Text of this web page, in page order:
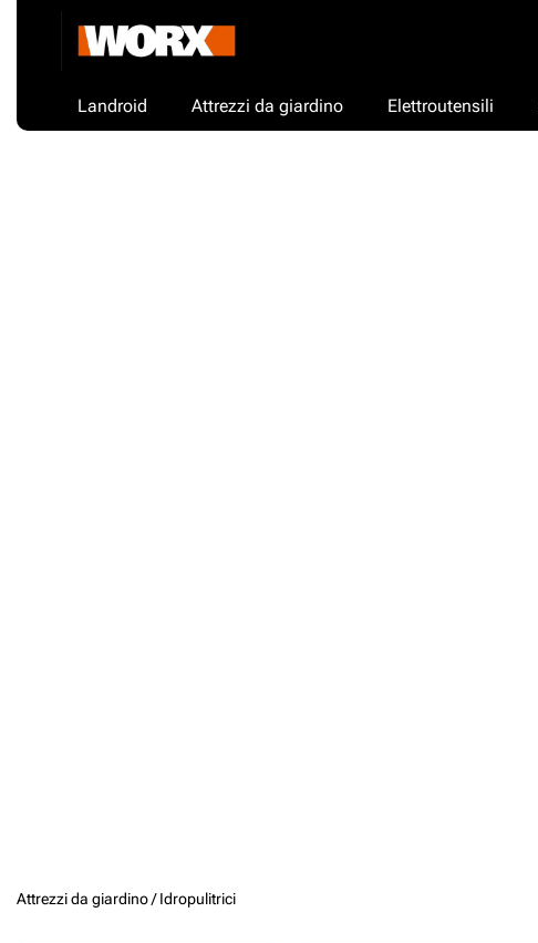
Landroid Attrezzi da giardino Elettroutensili
Attrezzi da giardino /Idropulitrici